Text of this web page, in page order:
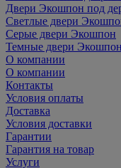
Двери Экошпон под
Светлые двери
Серые двери Экошпон
Темные двери Экошпон
О компании
О компании
Контакты
Условия оплаты
Доставка
Условия доставки
Гарантии
Гарантия на товар
Услуги